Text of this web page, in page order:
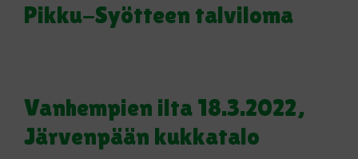
Pikku-Syötteen talviloma
Vanhempien ilta 18.3.2022,
Järvenpään kukkatalo